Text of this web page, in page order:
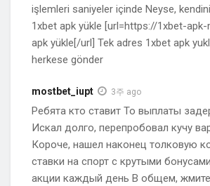
işlemleri saniyeler içinde Neyse,
1xbet apk yükle [url=https://1xbet-
apk yükle[/url] Tek adres 1xbet apk
herkese gönder
mostbet_iupt 3주 ago
Ребята кто ставит То выплаты
Искал долго, перепробовал кучу
Короче, нашел наконец толковую
ставки на спорт с крутыми
акции каждый день В общем,